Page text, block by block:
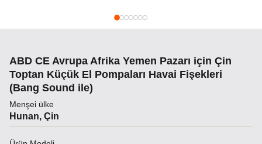
ABD CE Avrupa Afrika Yemen Pazarı için Çin
Toptan Küçük El Pompaları Havai Fişekleri
(Bang Sound ile)
Menşei ülke
Hunan, Çin